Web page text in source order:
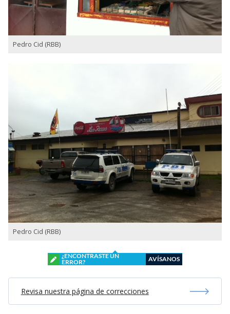
Pedro Cid (RBB)
Pedro Cid (RBB)
¿ENCONTRASTE UN
ERROR?
AVÍSANOS
Revisa nuestra página de correcciones